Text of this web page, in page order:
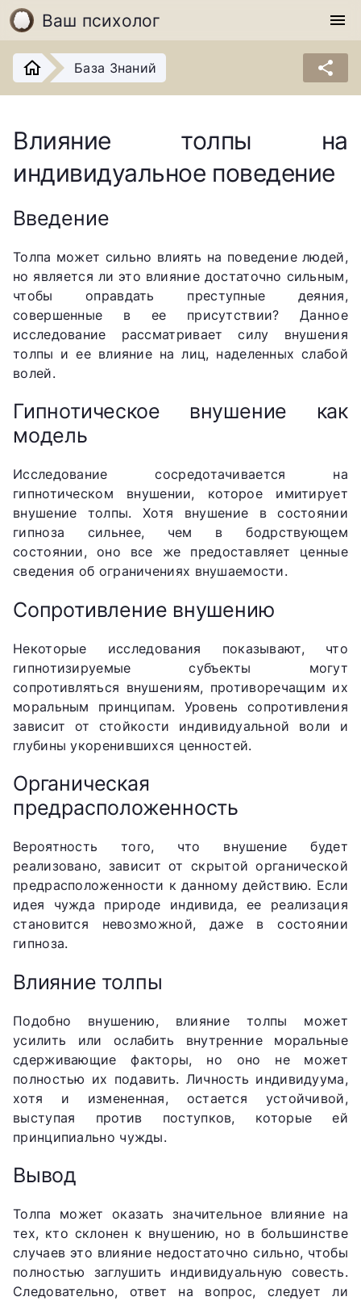
Ваш психолог menu
База Знаний share
Влияние толпы на
индивидуальное поведение
Введение
Толпа может сильно влиять на поведение людей,
но является ли это влияние достаточно сильным,
чтобы оправдать преступные деяния,
совершенные в ее присутствии? Данное
исследование рассматривает силу внушения
толпы и ее влияние на лиц, наделенных слабой
волей.
Гипнотическое внушение как
модель
Исследование сосредотачивается на
гипнотическом внушении, которое имитирует
внушение толпы. Хотя внушение в состоянии
гипноза сильнее, чем в бодрствующем
состоянии, оно все же предоставляет ценные
сведения об ограничениях внушаемости.
Сопротивление внушению
Некоторые исследования показывают, что
гипнотизируемые субъекты могут
сопротивляться внушениям, противоречащим их
моральным принципам. Уровень сопротивления
зависит от стойкости индивидуальной воли и
глубины укоренившихся ценностей.
Органическая
предрасположенность
Вероятность того, что внушение будет
реализовано, зависит от скрытой органической
предрасположенности к данному действию. Если
идея чужда природе индивида, ее реализация
становится невозможной, даже в состоянии
гипноза.
Влияние толпы
Подобно внушению, влияние толпы может
усилить или ослабить внутренние моральные
сдерживающие факторы, но оно не может
полностью их подавить. Личность индивидуума,
хотя и измененная, остается устойчивой,
выступая против поступков, которые ей
принципиально чужды.
Вывод
Толпа может оказать значительное влияние на
тех, кто склонен к внушению, но в большинстве
случаев это влияние недостаточно сильно, чтобы
полностью заглушить индивидуальную совесть.
Следовательно, ответ на вопрос, следует ли